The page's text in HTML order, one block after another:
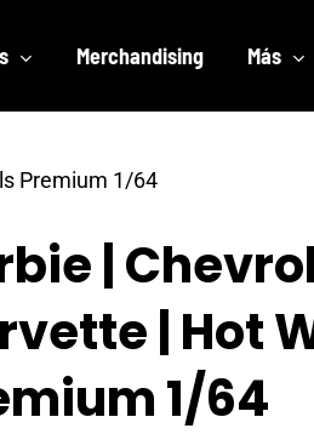
Merchandising Más
Premium 1/64
|
| Hot
1/64